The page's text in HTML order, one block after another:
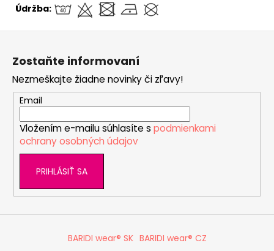
Údržba:
Zostaňte informovaní
Nezmeškajte žiadne novinky či zľavy!
Email
Vložením e-mailu súhlasíte s podmienkami
ochrany osobných údajov
PRIHLÁSIŤ SA
BARIDI wear® SK BARIDI wear® CZ